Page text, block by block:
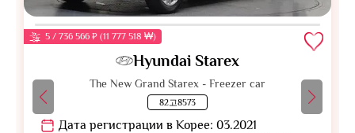
5 / 736 566 ₽ (11 777 518 ₩)
Hyundai Starex
The New Grand Starex - Freezer car
82고8573
Дата регистрации в Корее: 03.2021